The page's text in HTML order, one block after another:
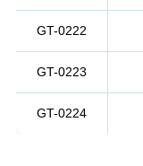
GT-0222
GT-0223
GT-0224